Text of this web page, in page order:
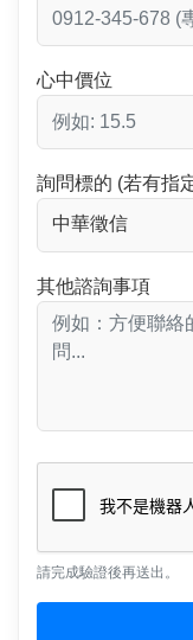
心中價位
詢問標的 (若有指
其他諮詢事項
請完成驗證後再送出。